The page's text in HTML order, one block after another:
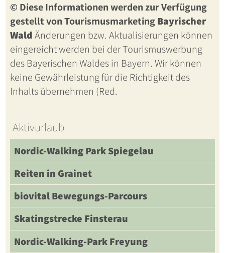
© Diese Informationen werden zur Verfügung
gestellt von TourismusmarketingBayrischer
WaldÄnderungen bzw. Aktualisierungen können
eingereicht werden bei der Tourismuswerbung
des Bayerischen Waldes in Bayern. Wir können
keine Gewährleistung für die Richtigkeit des
Inhalts übernehmen (Red.
Aktivurlaub
Nordic-Walking Park Spiegelau
Reiten in Grainet
biovital Bewegungs-Parcours
Skatingstrecke Finsterau
Nordic-Walking-Park Freyung